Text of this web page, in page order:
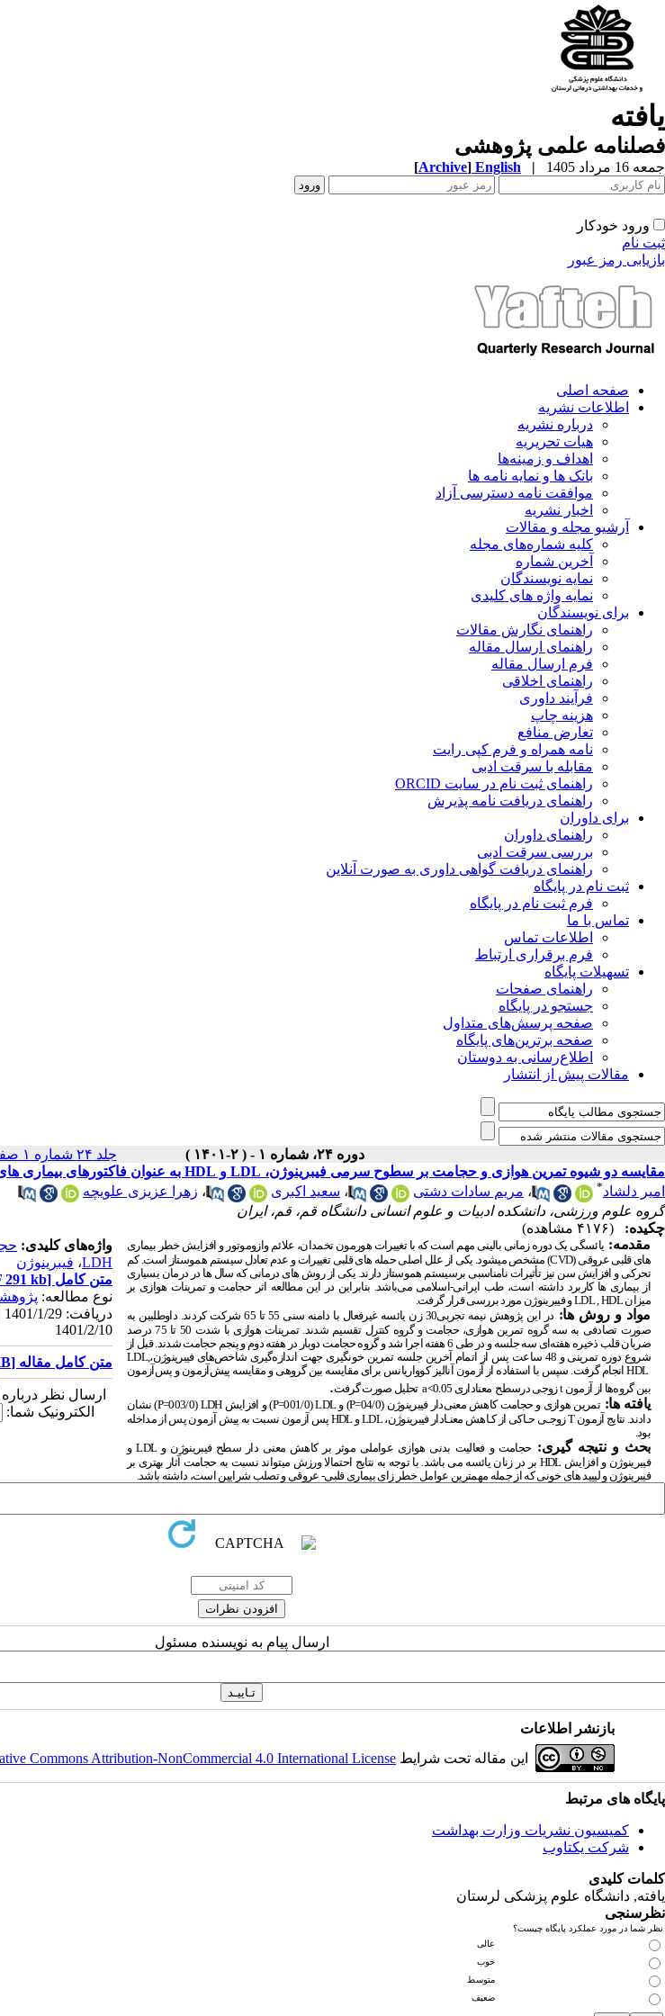
یافته
فصلنامه علمی پژوهشی
جمعه 16 مرداد 1405 |
English
[Archive]
ورود خودکار
ثبت نام
بازیابی رمز عبور
صفحه اصلی
اطلاعات نشریه
درباره نشریه
هیات تحریریه
اهداف و زمینه‌ها
بانک ها و نمایه نامه ها
موافقت نامه دسترسی آزاد
اخبار نشریه
آرشیو مجله و مقالات
کلیه شماره‌های مجله
آخرین شماره
نمایه نویسندگان
نمایه واژه های کلیدی
برای نویسندگان
راهنمای نگارش مقالات
راهنمای ارسال مقاله
فرم ارسال مقاله
راهنمای اخلاقی
فرآیند داوری
هزینه چاپ
تعارض منافع
نامه همراه و فرم کپی رایت
مقابله با سرقت ادبی
راهنمای ثبت نام در سایت ORCID
راهنمای دریافت نامه پذیرش
برای داوران
راهنمای داوران
بررسی سرقت ادبی
راهنمای دریافت گواهی داوری به صورت آنلاین
ثبت نام در پایگاه
فرم ثبت نام در پایگاه
تماس با ما
اطلاعات تماس
فرم برقراری ارتباط
تسهیلات پایگاه
راهنمای صفحات
جستجو در پایگاه
صفحه پرسش‌های متداول
صفحه برترین‌های پایگاه
اطلاع‌رسانی به دوستان
مقالات پیش از انتشار
دوره ۲۴، شماره ۱ - ( ۲-۱۴۰۱ ) جلد ۲۴ شماره ۱ صفحات ۵۷-۴۷
مقایسه دو شیوه تمرین هوازی و حجامت بر سطوح سرمی فیبرینوژن، LDL و HDL به عنوان فاکتورهای بیماری های قلبی و عروقی زنان یائسه
امیر دلشاد* ، مریم سادات دشتی ، سعید اکبری ، زهرا عزیزی علویچه
گروه علوم ورزشی، دانشکده ادبیات و علوم انسانی دانشگاه قم، قم، ایران
چکیده:
(۴۱۷۶ مشاهده)
مقدمه: یائسگی یک دوره زمانی بالینی مهم است که با تغییرات هورمون تخمدان، علائم وازوموتور و افزایش خطر بیماری
های قلبی عروقیCVD)) مشخص میشود. یکی از علل اصلی حمله های قلبی تغییرات و عدم تعادل سیستم هموستاز است. کم
تحرکی و افزایش سن نیز تأثیرات نامناسبی برسیستم هموستاز دارند. یکی از روش های درمانی که سال ها در درمان بسیاری
از بیماری ها کاربرد داشته است، طب ایرانی-اسلامی می‌باشد. بنابراین در این مطالعه اثر حجامت و تمرینات هوازی بر
میزانLDL , HDLو فیبرینوژن مورد بررسی قرار گرفت.
مواد و روش ­ها:
در این پژوهش نیمه تجربی­30 زن یائسه غیرفعال با دامنه سنی 55 تا 65 شرکت کردند. داوطلبین به
صورت تصادفی به سه گروه تمرین هوازی­، حجامت و گروه ­کنترل تقسیم شدند. تمرینات هوازی با شدت 50 تا 75 درصد
ضربان قلب ذخیره هفته‌ای سه جلسه و در طی 6 هفته اجرا شد و گروه حجامت دوبار در هفته دوم و پنجم حجامت شدند. قبل از
شروع دوره تمرینی و 48 ساعت پس از اتمام آخرین جلسه تمرین خونگیری جهت اندازه‌گیری شاخص‌های فیبرینوژن،
LDL,
HDLانجام گرفت. سپس با استفاده از آزمون آنالیز کوواریانس ­برای مقایسه بین گروهی و مقایسه پیش‌آزمون و پس‌آزمون
بین گروه‌ها از آزمونtزوجی درسطح معناداری a<0.05تحلیل صورت گرفت.
یافته ­ها: تمرین هوازی و حجامت کاهش معنی‌دار فیبرینوژن (04/0 P=) وLDL
(001/0
P=) و افزایشLDH
(003/0
P=) نشان
دادند. نتایج آزمون Tزوجـی حـاکی از کـاهش معنـادار فیبرینوژن،LDLوHDL پس آزمون نسبت به پیش آزمون پس از مداخله
بود.
بحث و نتیجه ­گیری: حجامت و فعالیت بدنی هوازی عواملی موثر بر کاهش معنی دار سطح فیبرینوژن وLDLو
فیبرینوژن و افزایشHDL بر در زنان یائسه می باشد. با توجه به نتایج احتمالا ورزش میتواند نسبت به حجامت آثار بهتری بر
فیبرینوژن و لیپید های خونی که از جمله مهمترین عوامل خطر زای بیماری قلبی- عروقی و تصلب شرایین است، داشته باشد.
واژه‌های کلیدی:
LDH، فیبرینوژن
متن کامل [PDF 291 kb]
نوع مطالعه:
1401/2/10
متن کامل مقاله [HTML 62 KB]
ارسال نظر
الکترونیک شما:
ارسال پیام به نویسنده مسئول
بازنشر اطلاعات
این مقاله تحت شرایط Commons Attribution-NonCommercial 4.0 International License
پایگاه های مرتبط
کمیسیون نشریات وزارت بهداشت
شرکت یکتاوب
کلمات کلیدی
یافته, دانشگاه علوم پزشکی لرستان
نظرسنجی
نظر شما در مورد عملکرد پایگاه چیست؟
عالی
خوب
متوسط
ضعیف